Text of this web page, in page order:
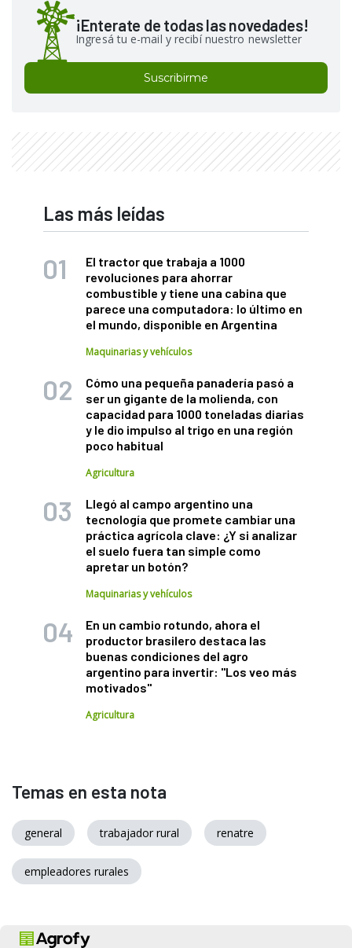
¡Enterate de todas las novedades!
Ingresá tu e-mail y recibí nuestro newsletter
Suscribirme
Las más leídas
El tractor que trabaja a 1000
revoluciones para ahorrar
combustible y tiene una cabina que
parece una computadora: lo último en
el mundo, disponible en Argentina
Maquinarias y vehículos
Cómo una pequeña panadería pasó a
ser un gigante de la molienda, con
capacidad para 1000 toneladas diarias
y le dio impulso al trigo en una región
poco habitual
Agricultura
Llegó al campo argentino una
tecnología que promete cambiar una
práctica agrícola clave: ¿Y si analizar
el suelo fuera tan simple como
apretar un botón?
Maquinarias y vehículos
En un cambio rotundo, ahora el
productor brasilero destaca las
buenas condiciones del agro
argentino para invertir: "Los veo más
motivados"
Agricultura
Temas en esta nota
general trabajador rural renatre
empleadores rurales